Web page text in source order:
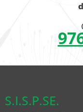
S.I.S.P.SE.